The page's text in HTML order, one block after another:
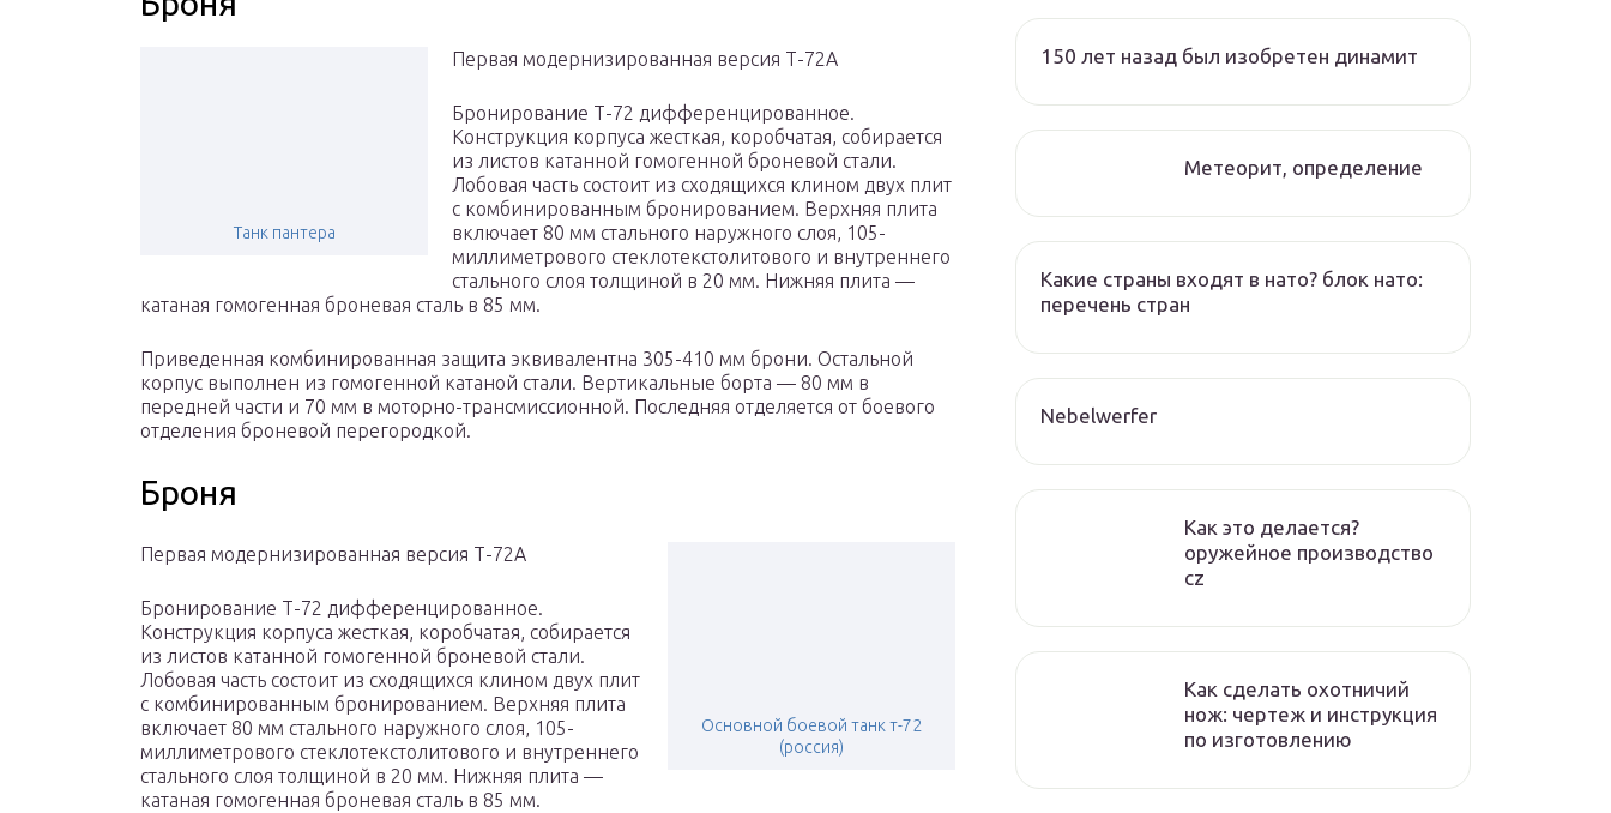
Танк пантера
Первая модернизированная версия Т-72А
Бронирование Т-72 дифференцированное.
Конструкция корпуса жесткая, коробчатая, собирается
из листов катанной гомогенной броневой стали.
Лобовая часть состоит из сходящихся клином двух плит
с комбинированным бронированием. Верхняя плита
включает 80 мм стального наружного слоя, 105-
миллиметрового стеклотекстолитового и внутреннего
стального слоя толщиной в 20 мм. Нижняя плита —
катаная гомогенная броневая сталь в 85 мм.
Приведенная комбинированная защита эквивалентна 305-410 мм брони. Остальной
корпус выполнен из гомогенной катаной стали. Вертикальные борта — 80 мм в
передней части и 70 мм в моторно-трансмиссионной. Последняя отделяется от боевого
отделения броневой перегородкой.
Броня
Основной боевой танк т-72
(россия)
Первая модернизированная версия Т-72А
Бронирование Т-72 дифференцированное.
Конструкция корпуса жесткая, коробчатая, собирается
из листов катанной гомогенной броневой стали.
Лобовая часть состоит из сходящихся клином двух плит
с комбинированным бронированием. Верхняя плита
включает 80 мм стального наружного слоя, 105-
миллиметрового стеклотекстолитового и внутреннего
стального слоя толщиной в 20 мм. Нижняя плита —
катаная гомогенная броневая сталь в 85 мм.
150 лет назад был изобретен динамит
Метеорит, определение
Какие страны входят в нато? блок нато:
перечень стран
Nebelwerfer
Как это делается?
оружейное производство
cz
Как сделать охотничий
нож: чертеж и инструкция
по изготовлению